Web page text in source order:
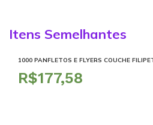
Itens Semelhantes
1000 PANFLETOS E FLYERS COUCHE
R$